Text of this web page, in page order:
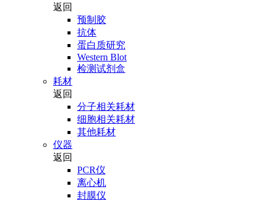
返回
预制胶
抗体
蛋白质研究
Western Blot
检测试剂盒
耗材
返回
分子相关耗材
细胞相关耗材
其他耗材
仪器
返回
PCR仪
离心机
封膜仪